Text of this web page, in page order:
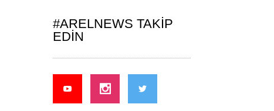
#ARELNEWS TAKIP
EDIN